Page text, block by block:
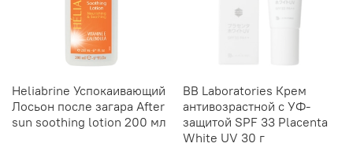
Heliabrine Успокаивающий
Лосьон после загара After
sun soothing lotion 200 мл
BB Laboratories Крем
антивозрастной с УФ-
защитой SPF 33 Placenta
White UV 30 г